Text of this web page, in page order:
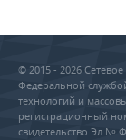
© 2015 - 2026
Федеральной
технологий и
регистрационный
свидетельство Эл №